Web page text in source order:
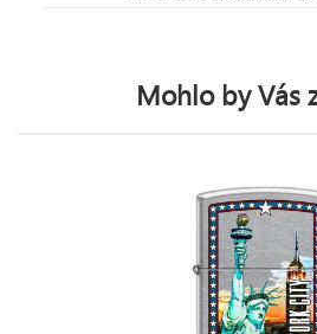
Mohlo by Vás